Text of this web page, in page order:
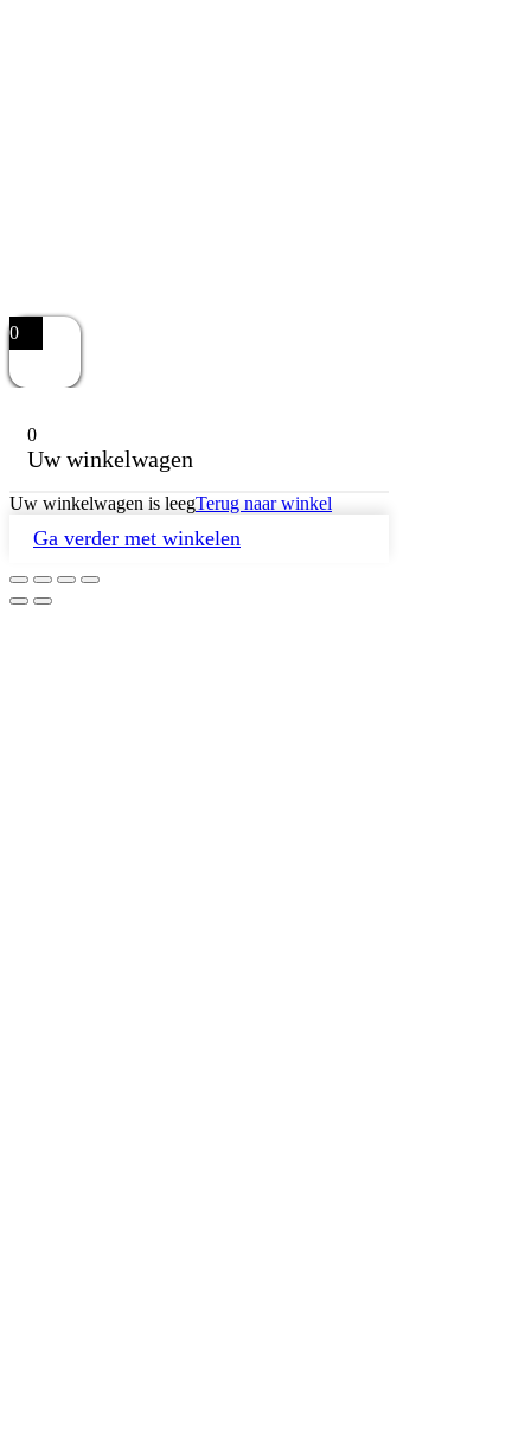
0
0
Uw winkelwagen
Uw winkelwagen is leegTerug naar winkel
Ga verder met winkelen